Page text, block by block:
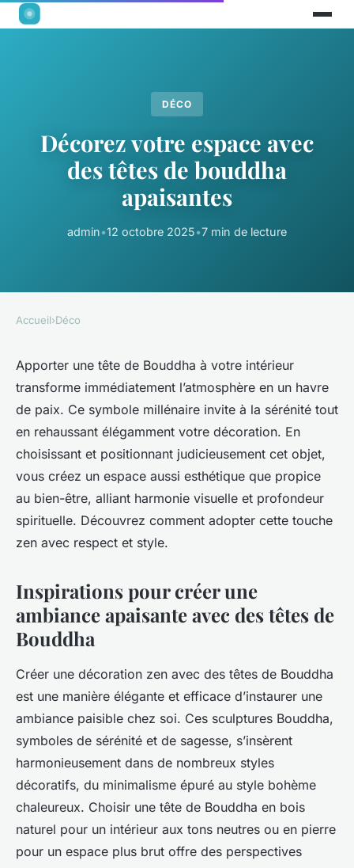
DÉCO
Décorez votre espace avec
des têtes de bouddha
apaisantes
admin•12 octobre 2025•7 min de lecture
Accueil›Déco
Apporter une tête de Bouddha à votre intérieur
transforme immédiatement l’atmosphère en un havre
de paix. Ce symbole millénaire invite à la sérénité tout
en rehaussant élégamment votre décoration. En
choisissant et positionnant judicieusement cet objet,
vous créez un espace aussi esthétique que propice
au bien-être, alliant harmonie visuelle et profondeur
spirituelle. Découvrez comment adopter cette touche
zen avec respect et style.
Inspirations pour créer une
ambiance apaisante avec des têtes de
Bouddha
Créer une décoration zen avec des têtes de Bouddha
est une manière élégante et efficace d’instaurer une
ambiance paisible chez soi. Ces sculptures Bouddha,
symboles de sérénité et de sagesse, s’insèrent
harmonieusement dans de nombreux styles
décoratifs, du minimalisme épuré au style bohème
chaleureux. Choisir une tête de Bouddha en bois
naturel pour un intérieur aux tons neutres ou en pierre
pour un espace plus brut offre des perspectives